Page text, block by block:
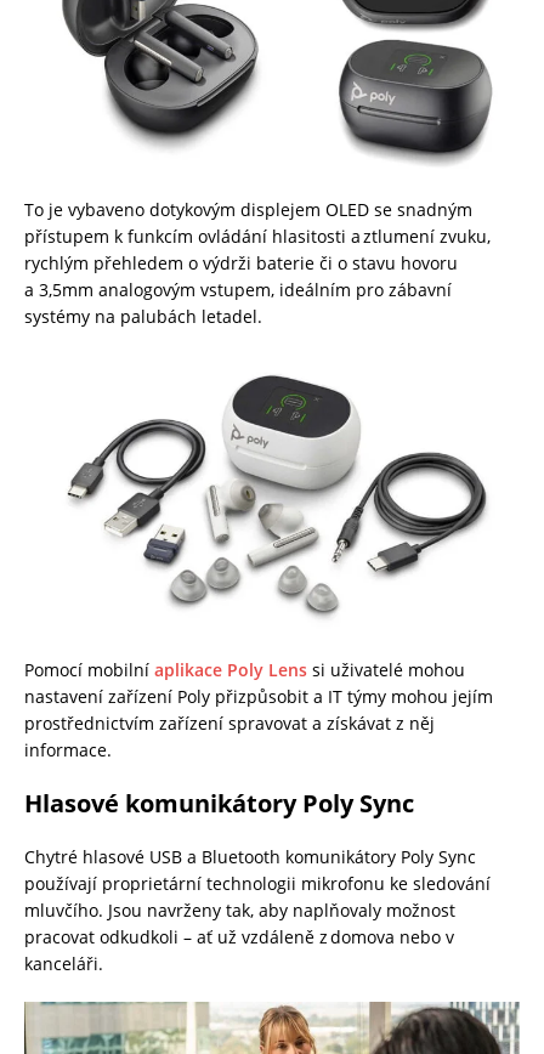
To je vybaveno dotykovým displejem OLED se snadným
přístupem k funkcím ovládání hlasitosti a ztlumení zvuku,
rychlým přehledem o výdrži baterie či o stavu hovoru
a 3,5mm analogovým vstupem, ideálním pro zábavní
systémy na palubách letadel.
Pomocí mobilní aplikace Poly Lens si uživatelé mohou
nastavení zařízení Poly přizpůsobit a IT týmy mohou jejím
prostřednictvím zařízení spravovat a získávat z něj
informace.
Hlasové komunikátory Poly Sync
Chytré hlasové USB a Bluetooth komunikátory Poly Sync
používají proprietární technologii mikrofonu ke sledování
mluvčího. Jsou navrženy tak, aby naplňovaly možnost
pracovat odkudkoli – ať už vzdáleně z domova nebo v
kanceláři.